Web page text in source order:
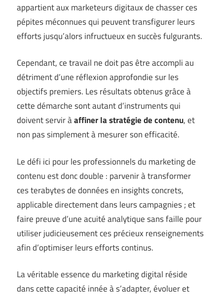
appartient aux marketeurs digitaux de chasser ces
pépites méconnues qui peuvent transfigurer leurs
efforts jusqu’alors infructueux en succès fulgurants.
Cependant, ce travail ne doit pas être accompli au
détriment d’une réflexion approfondie sur les
objectifs premiers. Les résultats obtenus grâce à
cette démarche sont autant d’instruments qui
doivent servir àaffiner la stratégie de contenu, et
non pas simplement à mesurer son efficacité.
Le défi ici pour les professionnels du marketing de
contenu est donc double : parvenir à transformer
ces terabytes de données en insights concrets,
applicable directement dans leurs campagnies ; et
faire preuve d’une acuité analytique sans faille pour
utiliser judicieusement ces précieux renseignements
afin d’optimiser leurs efforts continus.
La véritable essence du marketing digital réside
dans cette capacité innée à s’adapter, évoluer et